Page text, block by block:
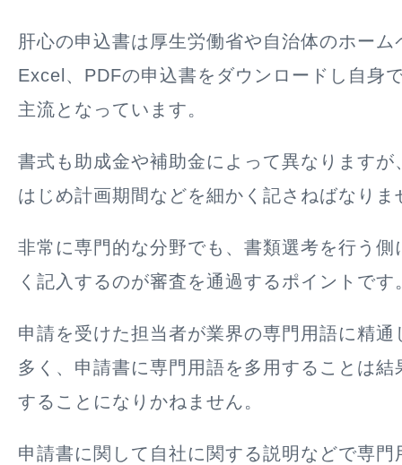
肝心の申込書は厚生労働省や自治体のホー
Excel、PDFの申込書をダウンロードし自身
主流となっています。
書式も助成金や補助金によって異なりますが
はじめ計画期間などを細かく記さねばなりま
非常に専門的な分野でも、書類選考を行う側
く記入するのが審査を通過するポイントです
申請を受けた担当者が業界の専門用語に精通
多く、申請書に専門用語を多用することは結
することになりかねません。
申請書に関して自社に関する説明などで専門